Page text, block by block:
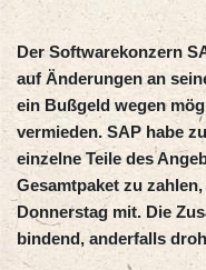
Der Softwarekonzern
auf Änderungen an
ein Bußgeld wegen
vermieden. SAP habe
einzelne Teile des
Gesamtpaket zu
Donnerstag mit. Die
bindend, anderfalls